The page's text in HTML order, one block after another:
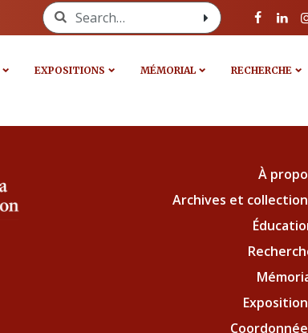
Search for:
EXPOSITIONS MÉMORIAL RECHERCHE
À
Archives et